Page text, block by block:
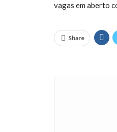
vagas em aberto
Share